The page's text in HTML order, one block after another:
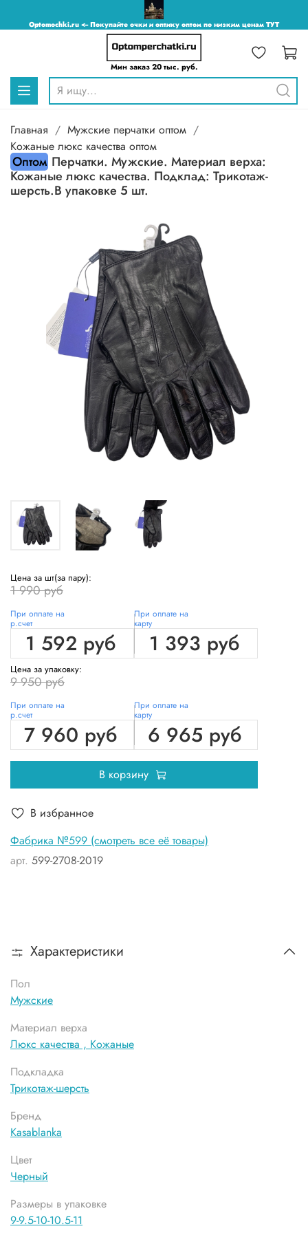
Optomochki.ru <-- Покупайте очки и оптику оптом по низким ценам ТУТ
Мин заказ 20 тыс. руб.
Главная
Мужские перчатки оптом
Кожаные люкс качества оптом
Оптом Перчатки. Мужские. Материал верха:
Кожаные люкс качества. Подклад: Трикотаж-
шерсть.В упаковке 5 шт.
Фабрика №599 (смотреть все её товары)
арт. 599-2708-2019
Цена за шт(за пару):
1 990 руб
При оплате на
р.счет
1 592 руб
При оплате на
карту
1 393 руб
Цена за упаковку:
9 950 руб
При оплате на
р.счет
7 960 руб
При оплате на
карту
6 965 руб
В корзину
В избранное
Характеристики
Пол
Мужские
Материал верха
Люкс качества , Кожаные
Подкладка
Трикотаж-шерсть
Бренд
Kasablanka
Цвет
Черный
Размеры в упаковке
9-9.5-10-10.5-11